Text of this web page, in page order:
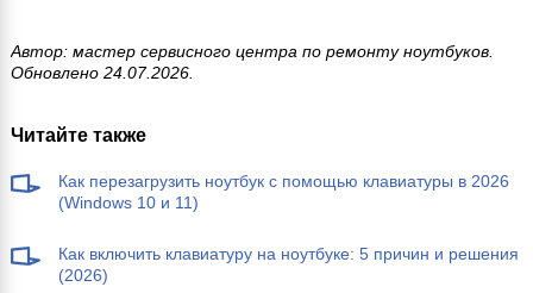
Автор: мастер сервисного центра по ремонту ноутбуков.
Обновлено 24.07.2026.
Читайте также
Как перезагрузить ноутбук с помощью клавиатуры в 2026
(Windows 10 и 11)
Как включить клавиатуру на ноутбуке: 5 причин и решения
(2026)